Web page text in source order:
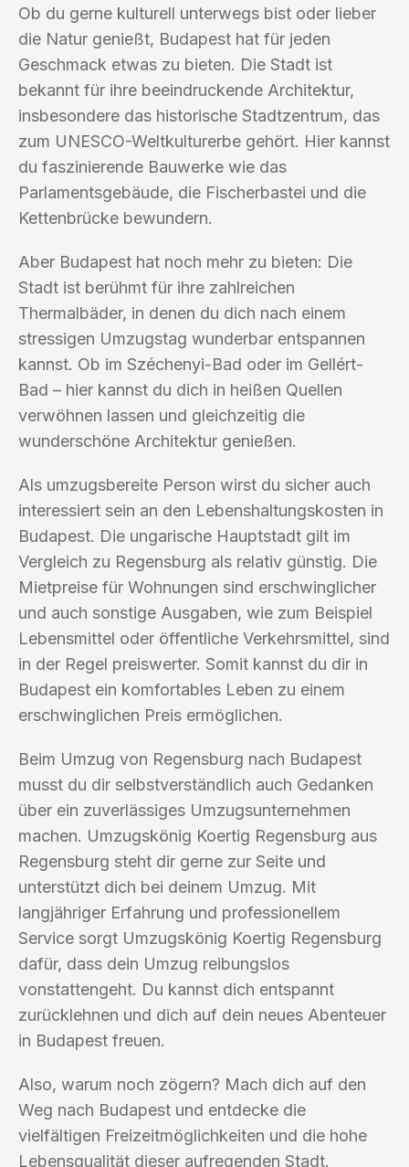
Ob du gerne kulturell unterwegs bist oder lieber
die Natur genießt, Budapest hat für jeden
Geschmack etwas zu bieten. Die Stadt ist
bekannt für ihre beeindruckende Architektur,
insbesondere das historische Stadtzentrum, das
zum UNESCO-Weltkulturerbe gehört. Hier kannst
du faszinierende Bauwerke wie das
Parlamentsgebäude, die Fischerbastei und die
Kettenbrücke bewundern.
Aber Budapest hat noch mehr zu bieten: Die
Stadt ist berühmt für ihre zahlreichen
Thermalbäder, in denen du dich nach einem
stressigen Umzugstag wunderbar entspannen
kannst. Ob im Széchenyi-Bad oder im Gellért-
Bad – hier kannst du dich in heißen Quellen
verwöhnen lassen und gleichzeitig die
wunderschöne Architektur genießen.
Als umzugsbereite Person wirst du sicher auch
interessiert sein an den Lebenshaltungskosten in
Budapest. Die ungarische Hauptstadt gilt im
Vergleich zu Regensburg als relativ günstig. Die
Mietpreise für Wohnungen sind erschwinglicher
und auch sonstige Ausgaben, wie zum Beispiel
Lebensmittel oder öffentliche Verkehrsmittel, sind
in der Regel preiswerter. Somit kannst du dir in
Budapest ein komfortables Leben zu einem
erschwinglichen Preis ermöglichen.
Beim Umzug von Regensburg nach Budapest
musst du dir selbstverständlich auch Gedanken
über ein zuverlässiges Umzugsunternehmen
machen. Umzugskönig Koertig Regensburg aus
Regensburg steht dir gerne zur Seite und
unterstützt dich bei deinem Umzug. Mit
langjähriger Erfahrung und professionellem
Service sorgt Umzugskönig Koertig Regensburg
dafür, dass dein Umzug reibungslos
vonstattengeht. Du kannst dich entspannt
zurücklehnen und dich auf dein neues Abenteuer
in Budapest freuen.
Also, warum noch zögern? Mach dich auf den
Weg nach Budapest und entdecke die
vielfältigen Freizeitmöglichkeiten und die hohe
Lebensqualität dieser aufregenden Stadt.